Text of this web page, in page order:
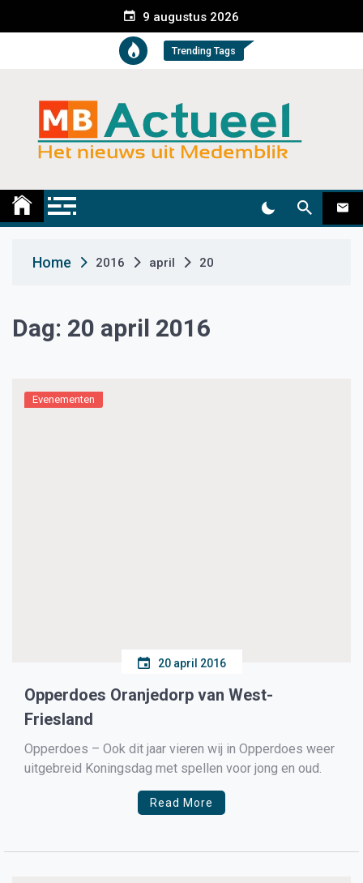
e
t
9 augustus 2026
Trending Tags
Medemblik Actueel
Home 2016 april 20
Dag: 20 april 2016
Evenementen
20 april 2016
Opperdoes Oranjedorp van West-
Friesland
Opperdoes – Ook dit jaar vieren wij in Opperdoes weer
uitgebreid Koningsdag met spellen voor jong en oud.
Read More